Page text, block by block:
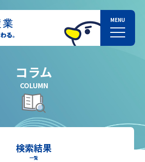
コラム
COLUMN
検索結果
一覧